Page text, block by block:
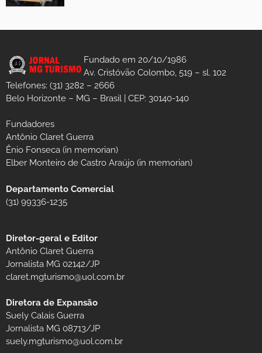
Fundado em 20/10/1986
Av. Cristóvão Colombo, 519 – sl. 102
Telefones: (31) 3282 – 2666
Belo Horizonte – MG – Brasil | CEP: 30140-140
Fundadores
Antônio Claret Guerra
Ênio Fonseca (in memorian)
Elber Monteiro de Castro Araújo (in memorian)
Departamento Comercial
(31) 99336-1235
Diretor-geral e Editor
Antônio Claret Guerra
Jornalista MG 02142/JP
claret.mgturismo@uol.com.br
Diretora de Expansão
Suely Calais Guerra
Jornalista MG 08713/JP
suely.mgturismo@uol.com.br